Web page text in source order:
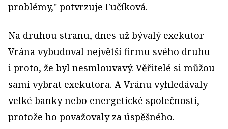
problémy," potvrzuje Fučíková.
Na druhou stranu, dnes už bývalý exekutor
Vrána vybudoval největší firmu svého druhu
i proto, že byl nesmlouvavý. Věřitelé si můžou
sami vybrat exekutora. A Vránu vyhledávaly
velké banky nebo energetické společnosti,
protože ho považovaly za úspěšného.